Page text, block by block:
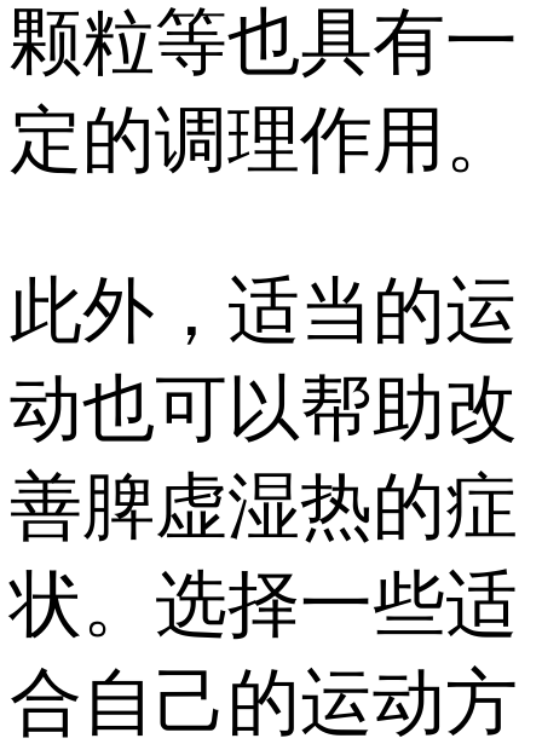
颗粒等也具有一
定的调理作用。
此外，适当的运
动也可以帮助改
善脾虚湿热的症
状。选择一些适
合自己的运动方